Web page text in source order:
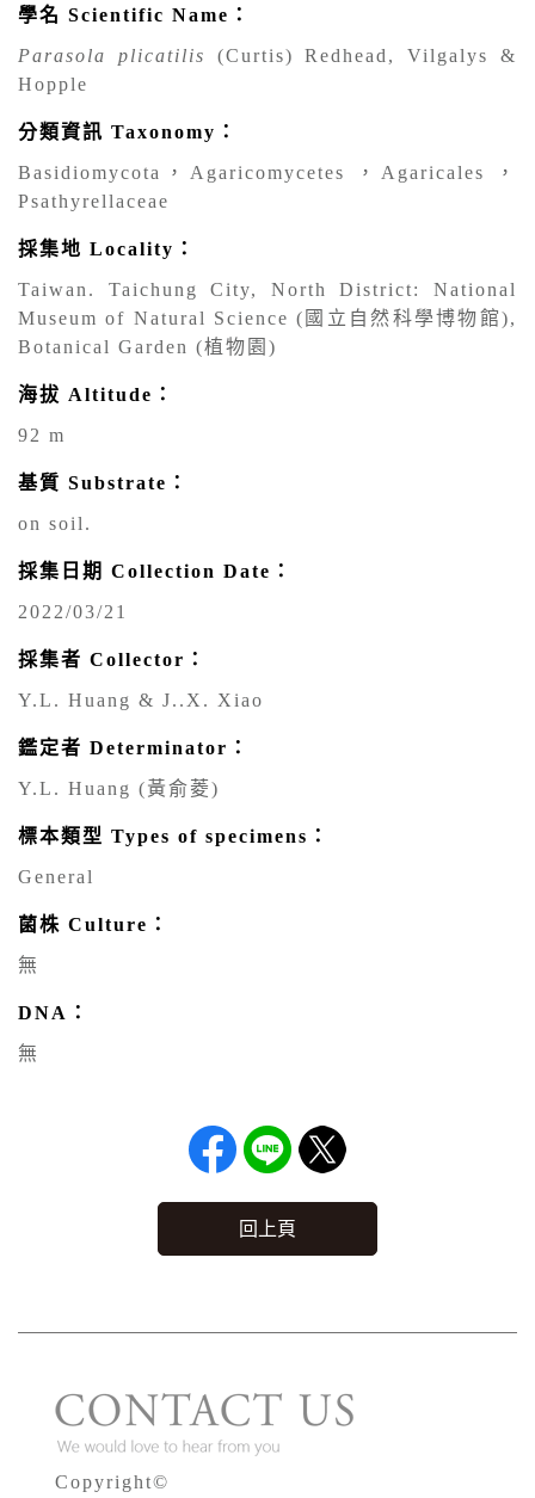
學名 Scientific Name：
Parasola plicatilis
(Curtis) Redhead, Vilgalys &
Hopple
分類資訊 Taxonomy：
Basidiomycota，Agaricomycetes ，Agaricales ，
Psathyrellaceae
採集地 Locality：
Taiwan. Taichung City, North District: National
Museum of Natural Science (國立自然科學博物館),
Botanical Garden (植物園)
海拔 Altitude：
92 m
基質 Substrate：
on soil.
採集日期 Collection Date：
2022/03/21
採集者 Collector：
Y.L. Huang & J..X. Xiao
鑑定者 Determinator：
Y.L. Huang (黃俞菱)
標本類型 Types of specimens：
General
菌株 Culture：
無
DNA：
無
回上頁
Copyright©